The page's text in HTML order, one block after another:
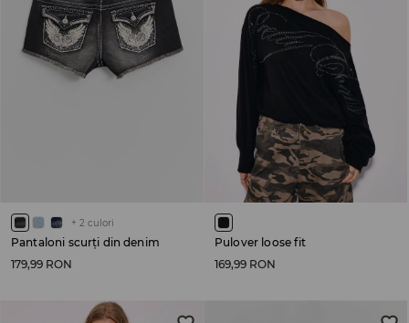
+ 2 culori
Pantaloni scurți din denim
179,99 RON
Pulover loose fit
169,99 RON